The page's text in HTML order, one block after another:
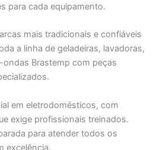
para cada equipamento.
mais tradicionais e confiáveis
a linha de geladeiras, lavadoras,
Brastemp com peças
em eletrodomésticos, com
exige profissionais treinados.
para atender todos os
excelência.